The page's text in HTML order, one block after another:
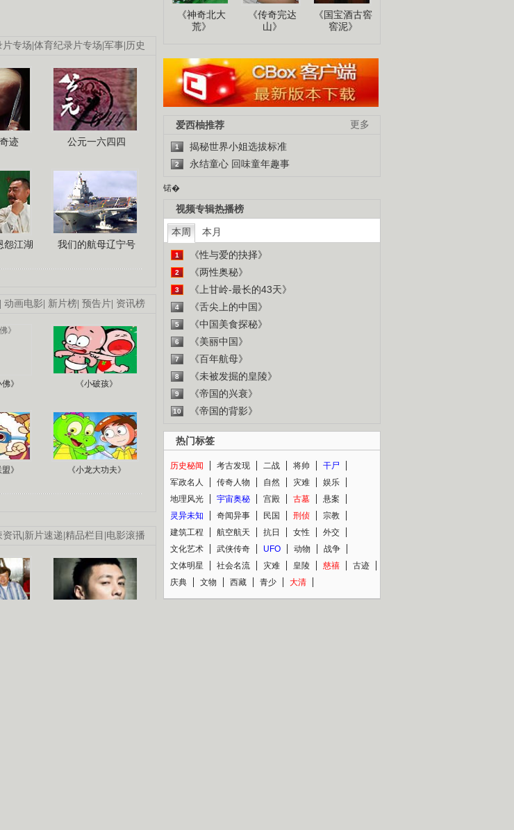
片专场|体育纪录片专场|军事| 历史
迹 公元一六四四
怨江湖 我们的航母辽宁号
| 动画电影| 新片榜| 预告片| 资讯榜
》 《小破孩》
》 《小龙大功夫》
资讯|新片速递|精品栏目 |电影滚播
《神奇北大
荒》
《传奇完达
山》
《国宝酒古窖
窖泥》
更多
爱西柚推荐
1 揭秘世界小姐选拔标准
2 永结童心 回味童年趣事
锘�
视频专辑热播榜
本周 本月
1 《性与爱的抉择》
2 《两性奥秘》
3 《上甘岭-最长的43天》
4 《舌尖上的中国》
5 《中国美食探秘》
6 《美丽中国》
7 《百年航母》
8 《未被发掘的皇陵》
9 《帝国的兴衰》
10 《帝国的背影》
热门标签
历史秘闻 考古发现 二战 将帅
干尸
军政名人
传奇人物 自然 灾难
娱乐
地理风光
宇宙奥秘 宫殿 古墓
悬案
灵异未知
奇闻异事 民国 刑侦
宗教
建筑工程
航空航天 抗日 女性
外交
文化艺术
武侠传奇 UFO 动物
战争
文体明星
社会名流 灾难 皇陵 慈禧
古迹
庆典
文物 西藏 青少 大清